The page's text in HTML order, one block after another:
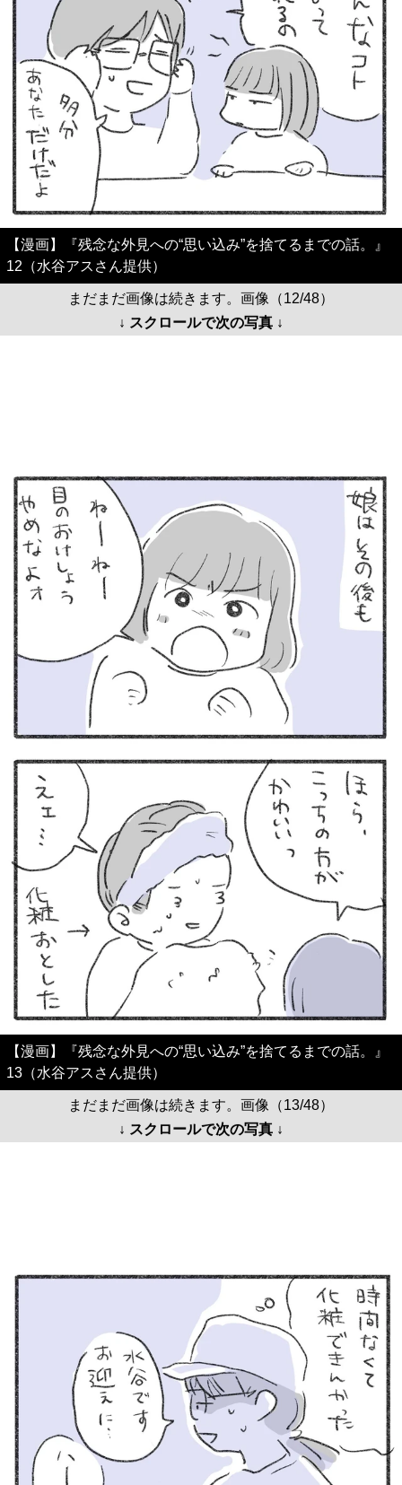
【漫画】『残念な外見への“思い込み”を捨てるまでの話。』
12（水谷アスさん提供）
まだまだ画像は続きます。画像（12/48）
↓ スクロールで次の写真 ↓
【漫画】『残念な外見への“思い込み”を捨てるまでの話。』
13（水谷アスさん提供）
まだまだ画像は続きます。画像（13/48）
↓ スクロールで次の写真 ↓